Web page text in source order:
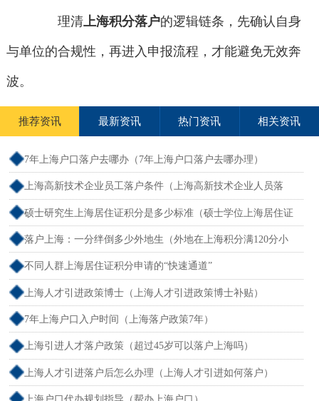
理清上海积分落户的逻辑链条，先确认自身
与单位的合规性，再进入申报流程，才能避免无效奔
波。
推荐资讯 最新资讯 热门资讯 相关资讯
7年上海户口落户去哪办（7年上海户口落户去哪办理）
上海高新技术企业员工落户条件（上海高新技术企业人员落
户）
硕士研究生上海居住证积分是多少标准（硕士学位上海居住证
积分）
落户上海：一分绊倒多少外地生（外地在上海积分满120分小
孩可以考上海大学吗）
不同人群上海居住证积分申请的“快速通道”
上海人才引进政策博士（上海人才引进政策博士补贴）
7年上海户口入户时间（上海落户政策7年）
上海引进人才落户政策（超过45岁可以落户上海吗）
上海人才引进落户后怎么办理（上海人才引进如何落户）